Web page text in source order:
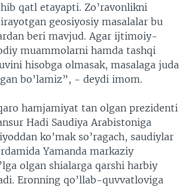
qatl etayapti. Zo’ravonlikni
geosiyosiy masalalar bu
beri mavjud. Agar ijtimoiy-
muammolarni hamda tashqi
hisobga olmasak, masalaga juda
bo’lamiz”, - deydi imom.
hamjamiyat tan olgan prezidenti
Hadi Saudiya Arabistoniga
ko’mak so’ragach, saudiylar
Yamanda markaziy
olgan shialarga qarshi harbiy
Eronning qo’llab-quvvatloviga